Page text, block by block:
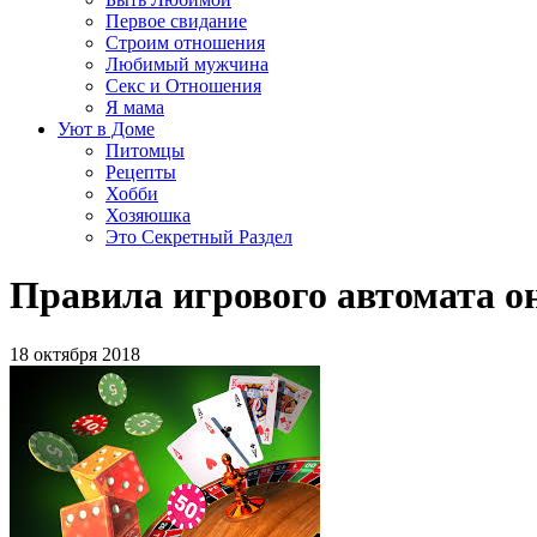
Первое свидание
Строим отношения
Любимый мужчина
Секс и Отношения
Я мама
Уют в Доме
Питомцы
Рецепты
Хобби
Хозяюшка
Это Секретный Раздел
Правила игрового автомата
18 октября 2018